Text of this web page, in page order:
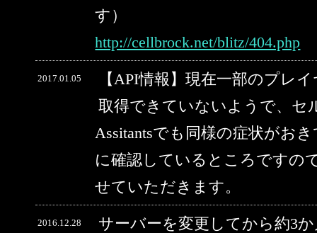
す）
http://cellbrock.net/blitz/404.php
2017.01.05
【API情報】現在一部のプレ
取得できていないようで、セ
Assitantsでも同様の症状がお
に確認しているところですの
せていただきます。
2016.12.28
サーバーを変更してから約3